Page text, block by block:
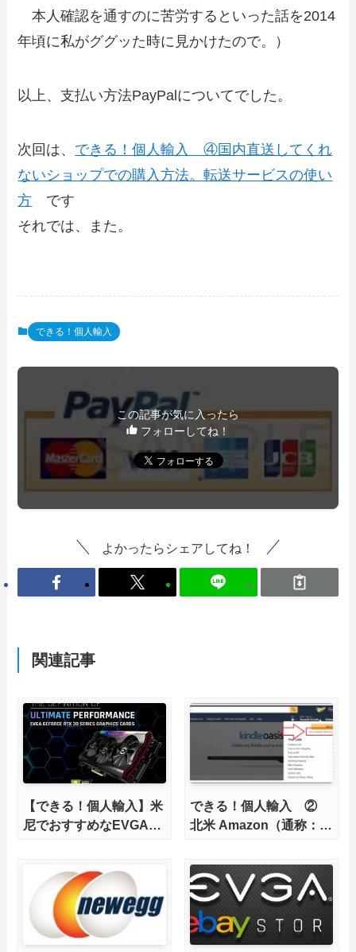
本人確認を通すのに苦労するといった話を2014
年頃に私がググッた時に見かけたので。）
以上、支払い方法PayPalについてでした。
次回は、 できる！個人輸入 ④国内直送してくれ
ないショップでの購入方法。転送サービスの使い
方 です
それでは、また。
できる！個人輸入
この記事が気に入ったら
フォローしてね！
よかったらシェアしてね！
関連記事
【できる！個人輸入】米
尼でおすすめなEVGA製
できる！個人輸入 ②
北米 Amazon（通称：米